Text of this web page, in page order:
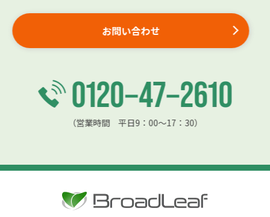
お問い合わせ
（営業時間 平日9：00〜17：30）